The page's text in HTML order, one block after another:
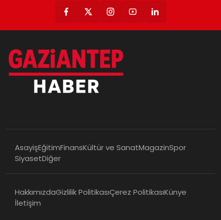
AsayişEğitimFinansKültür ve SanatMagazinSpor
SiyasetDiğer
HakkımızdaGizlilik PolitikasıÇerez PolitikasıKünye
İletişim